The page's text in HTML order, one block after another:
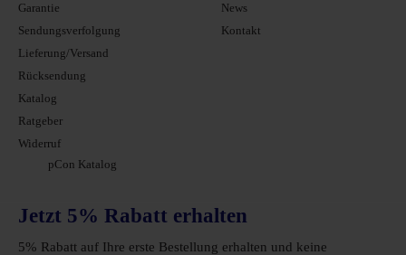
Garantie
Sendungsverfolgung
Lieferung/Versand
Rücksendung
Katalog
Ratgeber
Widerruf
pCon Katalog
News
Kontakt
Jetzt 5% Rabatt erhalten
5% Rabatt auf Ihre erste Bestellung erhalten und keine